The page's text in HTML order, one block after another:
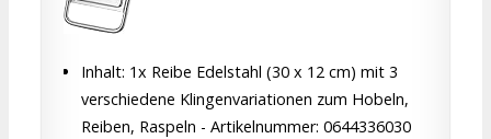
Inhalt: 1x Reibe Edelstahl (30 x 12 cm) mit 3
verschiedene Klingenvariationen zum Hobeln,
Reiben, Raspeln - Artikelnummer: 0644336030